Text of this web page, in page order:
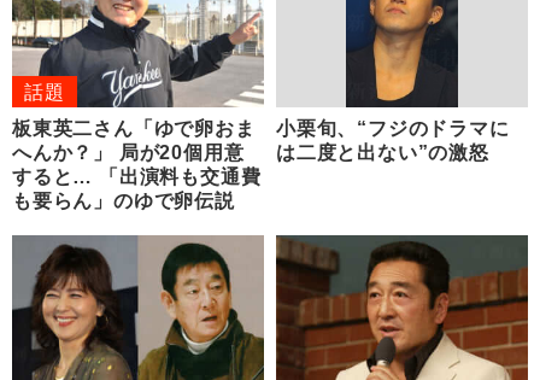
話題
板東英二さん「ゆで卵おま
へんか？」 局が20個用意
すると… 「出演料も交通費
も要らん」のゆで卵伝説
小栗旬、“フジのドラマに
は二度と出ない”の激怒